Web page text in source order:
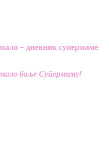
– дневник супермаме
боље Супермаму!